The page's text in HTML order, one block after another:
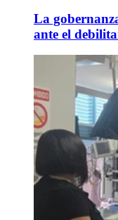
La
ante el